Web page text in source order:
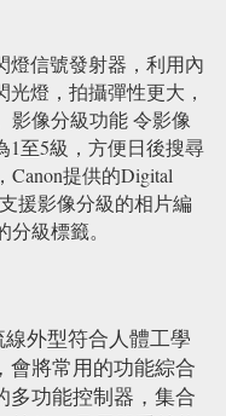
燈信號發射器，利用內
燈，拍攝彈性更大，
影像分級功能 令影像
1至5級，方便日後搜尋
提供的Digital
援影像分級的相片編
級標籤。
外型符合人體工學
會將常用的功能綜合
多功能控制器，集合